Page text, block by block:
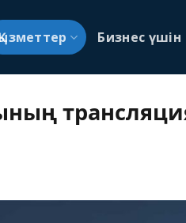
Бизнес үшін